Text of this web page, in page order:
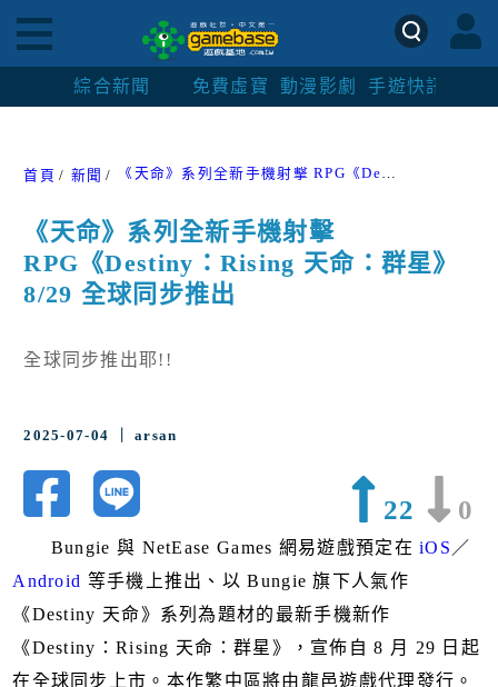
綜合新聞 免費虛寶 動漫影劇 手遊快訊
首頁 新聞 《天命》系列全新手機射擊 RPG《Destiny：Rising 天命：群星》8/29 全球同步推出
《天命》系列全新手機射擊
RPG《Destiny：Rising 天命：群星》
8/29 全球同步推出
全球同步推出耶!!
2025-07-04 ｜ arsan
22 0
Bungie 與 NetEase Games 網易遊戲預定在iOS ／
Android 等手機上推出、以 Bungie 旗下人氣作
《Destiny 天命》系列為題材的最新手機新作
《Destiny：Rising 天命：群星》，宣佈自 8 月 29 日起
在全球同步上市。本作繁中區將由龍邑遊戲代理發行。